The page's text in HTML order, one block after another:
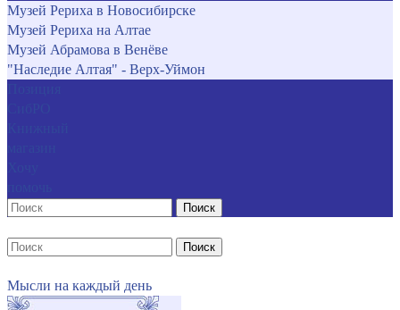
Музей Рериха в Новосибирске
Музей Рериха на Алтае
Музей Абрамова в Венёве
"Наследие Алтая" - Верх-Уймон
Поиск
Поиск
Мысли на каждый день